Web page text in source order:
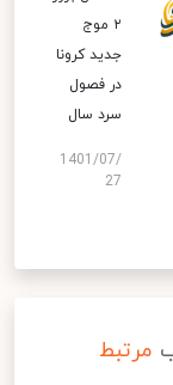
۲ موج
جدید کرونا
در فصول
سرد سال
1401/07/
27
مرتبط